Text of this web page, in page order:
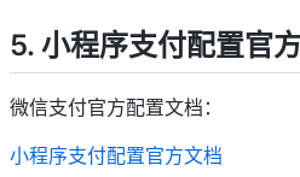
5. 小程序支付配置官
微信支付官方配置文档：
小程序支付配置官方文档